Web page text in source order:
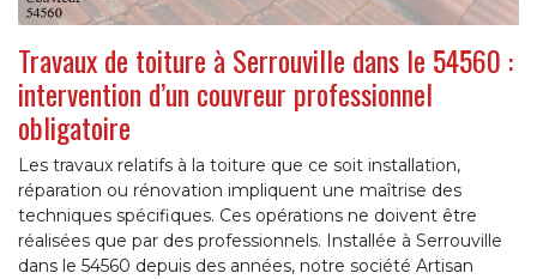
Travaux de toiture à Serrouville dans le 54560 :
intervention d’un couvreur professionnel
obligatoire
Les travaux relatifs à la toiture que ce soit installation,
réparation ou rénovation impliquent une maîtrise des
techniques spécifiques. Ces opérations ne doivent être
réalisées que par des professionnels. Installée à Serrouville
dans le 54560 depuis des années, notre société Artisan